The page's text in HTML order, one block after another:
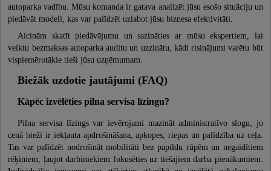
autoparka vadību. Mūsu komanda ir gatava analizēt jūsu esošo situāciju un
piedāvāt modeli, kas var palīdzēt uzlabot jūsu biznesa efektivitāti.
Aicinām skatīt piedāvājumu un sazināties ar mūsu ekspertiem, lai
veiktu bezmaksas autoparka auditu un uzzinātu, kādi risinājumi varētu būt
vispiemērotākie tieši jūsu uzņēmumam.
Biežāk uzdotie jautājumi (FAQ)
Kāpēc izvēlēties pilna servisa līzingu?
Pilna servisa līzings var ievērojami mazināt administratīvo slogu, jo
cenā bieži ir iekļauta apdrošināšana, apkopes, riepas un palīdzība uz ceļa.
Tas var palīdzēt nodrošināt mobilitāti bez papildu rūpēm un negaidītiem
rēķiniem, ļaujot darbiniekiem fokusēties uz tiešajiem darba pienākumiem.